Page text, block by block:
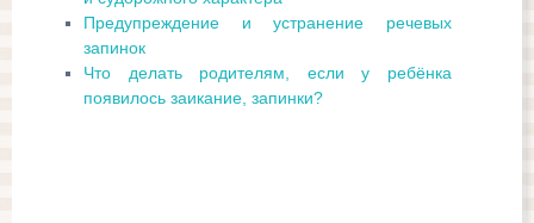
Предупреждение и устранение речевых
запинок
Что делать родителям, если у ребёнка
появилось заикание, запинки?